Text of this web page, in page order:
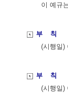
이 예규
부 칙
(시행일)
부 칙
(시행일)